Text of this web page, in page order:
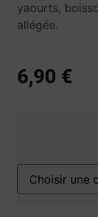
yaourts,
allégée.
6,90 €